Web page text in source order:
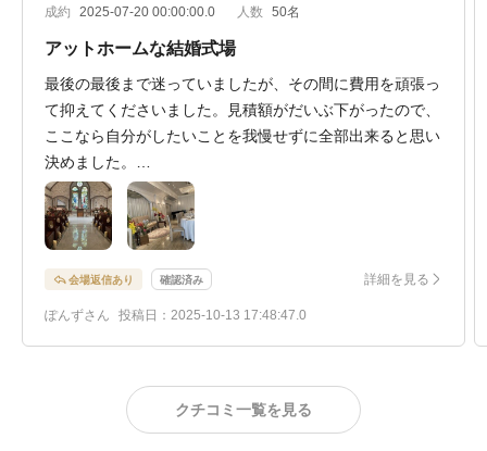
成約 2025-07-20 00:00:00.0 人数 50名
アットホームな結婚式場
最後の最後まで迷っていましたが、その間に費用を頑張っ
て抑えてくださいました。見積額がだいぶ下がったので、
ここなら自分がしたいことを我慢せずに全部出来ると思い
決めました。
チャペルや披露宴会場は比較的小さめですが、呼ぶ人数に
ピッタリだと思いました。
1回目の見学の時に案内してくださった方がとても良い方
でアイデアもたくさん出してくださいましたが、成約後の
打ち合わせはまた別のプランナーさんになるので、人で決
めるのは要注意だと思います。
また、試食した際の料理はどれも最高に美味しかったで
挙式後フラワーシャワーをするとしたら、階段が狭そうな
ので、そこが気になっておりますが、
会場返信あり 確認済み 詳細を見る
ぽんずさん 投稿日：2025-10-13 17:48:47.0
クチコミ一覧を見る